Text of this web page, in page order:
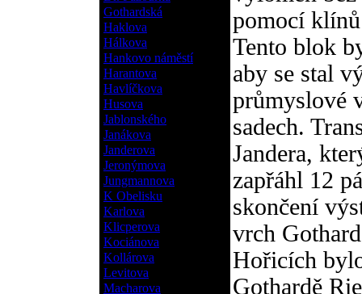
Gothardská
Haklova
Hálkova
Hankovo náměstí
Harantova
Havlíčkova
Husova
Jablonského
Janákova
Janderova
Jeronýmova
Jungmannova
K Obelisku
Karlova
Klicperova
Kociánova
Kollárova
Levitova
Macharova
pomocí
Tento blok
aby se stal
průmyslové
sadech.
Jandera,
zapřáhl 12
skončení
vrch
Hořicích
Gothardě